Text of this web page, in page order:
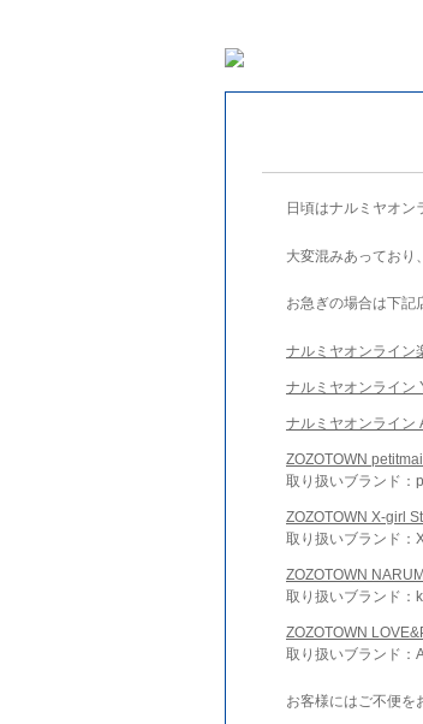
日頃はナルミヤオン
大変混みあっており
お急ぎの場合は下記
ナルミヤオンライン
ナルミヤオンライン
ナルミヤオンライン
ZOZOTOWN
取り扱いブランド：
ZOZOTOWN X-girl
取り扱いブランド：
ZOZOTOWN
取り扱いブランド
ZOZOTOWN
取り扱いブランド：
お客様にはご不便を